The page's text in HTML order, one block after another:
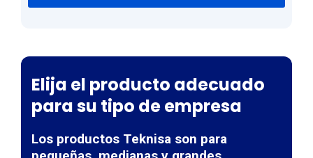
Elija el producto adecuado
para su tipo de empresa
Los productos Teknisa son para